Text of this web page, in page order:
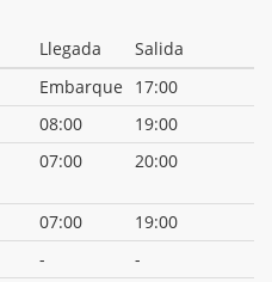
Llegada
Salida
Embarque
17:00
08:00
19:00
07:00 20:00
07:00
19:00
-
-